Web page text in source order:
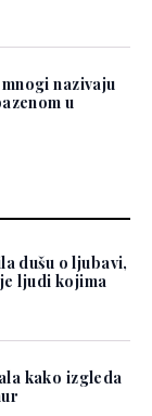
nazivaju
u
dušu o ljubavi,
ljudi kojima
kako izgleda